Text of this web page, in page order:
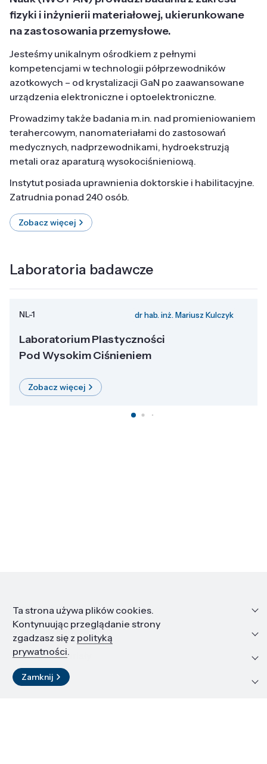
fizyki i inżynierii materiałowej, ukierunkowane
na zastosowania przemysłowe.
Jesteśmy unikalnym ośrodkiem z pełnymi
kompetencjami w technologii półprzewodników
azotkowych – od krystalizacji GaN po zaawansowane
urządzenia elektroniczne i optoelektroniczne.
Prowadzimy także badania m.in. nad promieniowaniem
terahercowym, nanomateriałami do zastosowań
medycznych, nadprzewodnikami, hydroekstruzją
metali oraz aparaturą wysokociśnieniową.
Instytut posiada uprawnienia doktorskie i habilitacyjne.
Zatrudnia ponad 240 osób.
Zobacz więcej
Laboratoria badawcze
NL-1 dr hab. inż. Mariusz Kulczyk
Laboratorium Plastyczności
Pod Wysokim Ciśnieniem
Zobacz więcej
Informacje
Edukacja i kariera
Zasoby i materiały
Kontakt
Ta strona używa plików cookies.
Kontynuując przeglądanie strony
zgadzasz się z polityką
prywatności.
Zamknij